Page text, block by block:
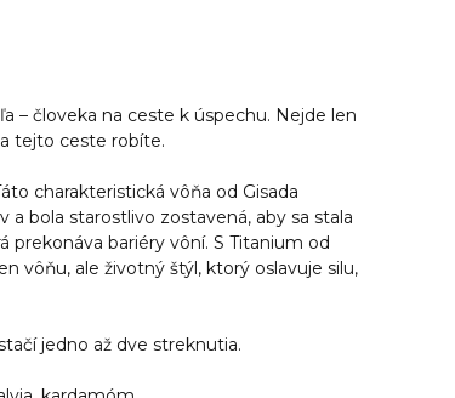
– človeka na ceste k úspechu. Nejde len
tejto ceste robíte.
charakteristická vôňa od Gisada
a bola starostlivo zostavená, aby sa stala
prekonáva bariéry vôní. S Titanium od
vôňu, ale životný štýl, ktorý oslavuje silu,
jedno až dve streknutia.